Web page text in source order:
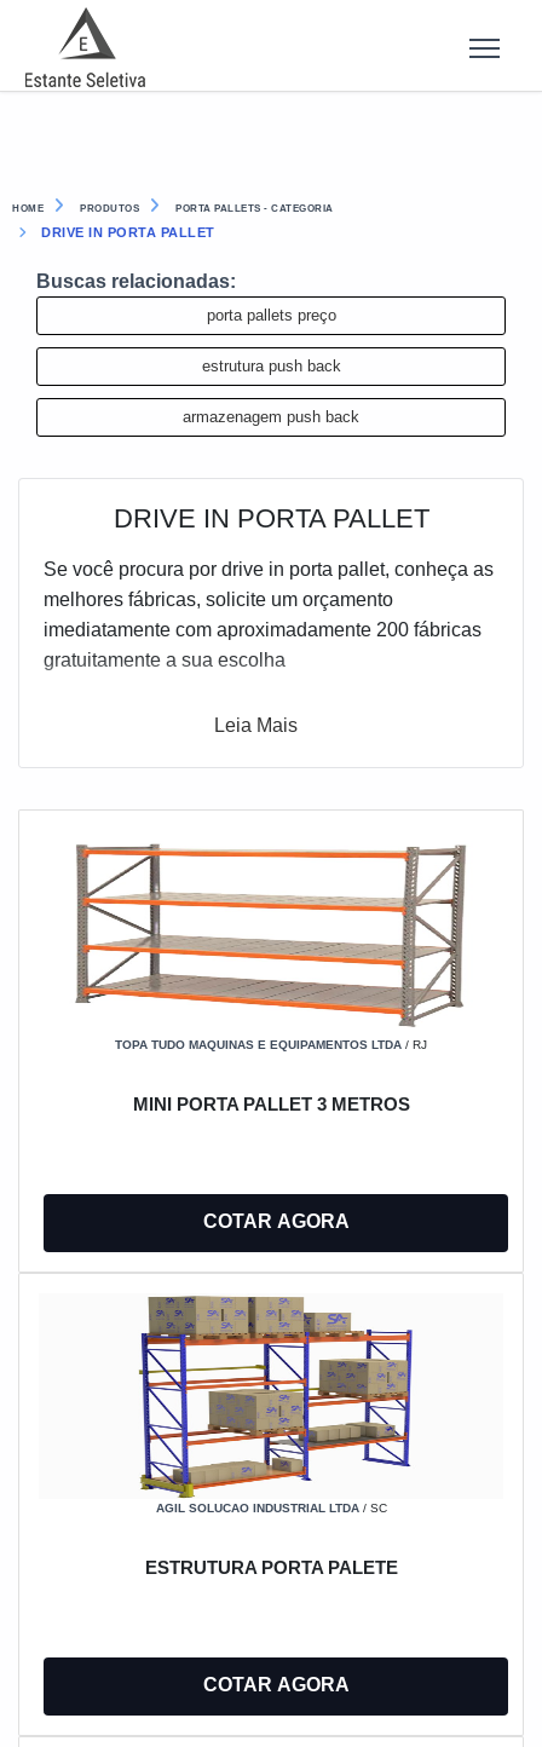
HOME PRODUTOS PORTA PALLETS - CATEGORIA
DRIVE IN PORTA PALLET
Buscas relacionadas:
porta pallets preço
estrutura push back
armazenagem push back
DRIVE IN PORTA PALLET
Se você procura por drive in porta pallet, conheça as
melhores fábricas, solicite um orçamento
imediatamente com aproximadamente 200 fábricas
gratuitamente a sua escolha
Leia Mais
TOPA TUDO MAQUINAS E EQUIPAMENTOS LTDA / RJ
MINI PORTA PALLET 3 METROS
COTAR AGORA
AGIL SOLUCAO INDUSTRIAL LTDA/ SC
ESTRUTURA PORTA PALETE
COTAR AGORA